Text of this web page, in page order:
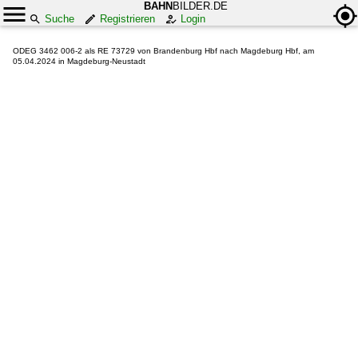
BAHN BILDER.DE
Suche
Registrieren Login
ODEG 3462 006-2 als RE 73729 von Brandenburg Hbf nach Magdeburg Hbf, am
05.04.2024 in Magdeburg-Neustadt